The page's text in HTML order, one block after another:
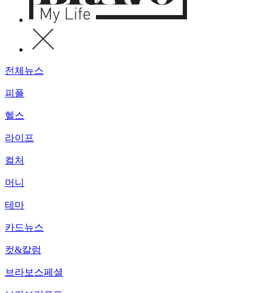
전체뉴스
피플
헬스
라이프
컬처
머니
테마
카드뉴스
컷&칼럼
브라보스페셜